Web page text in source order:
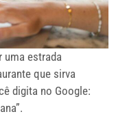
uma estrada
que sirva
digita no Google: